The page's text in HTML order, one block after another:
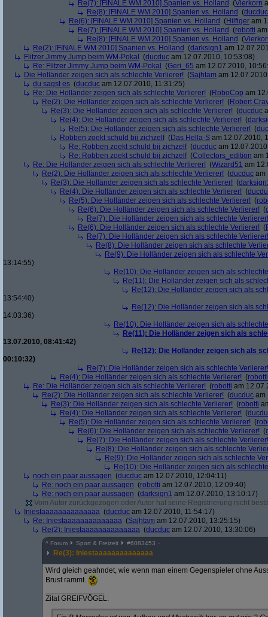
Re(7): [FINALE WM 2010] Spanien vs. Holland (Vierkorn
Re(8): [FINALE WM 2010] Spanien vs. Holland (ducduc
Re(6): [FINALE WM 2010] Spanien vs. Holland (Hilfiger am
Re(7): [FINALE WM 2010] Spanien vs. Holland (robotti
Re(8): [FINALE WM 2010] Spanien vs. Holland (
Re(2): [FINALE WM 2010] Spanien vs. Holland (darksign1 am
Flitzer Jimmy Jump beim WM-Pokal
(ducduc am 12.07.2010, 10:53:08)
Re: Flitzer Jimmy Jump beim WM-Pokal
(Geri_65 am 12.07.2010,
Die Holländer zeigen sich als schlechte Verlierer! (Sajhtam am
du sagst es (ducduc am 12.07.2010, 11:31:25)
Re: Die Holländer zeigen sich als schlechte Verlierer! (RoboCop am
Re(2): Die Holländer zeigen sich als schlechte Verlierer! (Robert
Re(3): Die Holländer zeigen sich als schlechte Verlierer! (ducduc
Re(4): Die Holländer zeigen sich als schlechte Verlierer! (
Re(5): Die Holländer zeigen sich als schlechte Verlierer! (
Robben zoekt schuld bij zichzelf(Das Hella-S am 12.07.2010,
Re: Robben zoekt schuld bij zichzelf(ducduc am
Re: Robben zoekt schuld bij zichzelf(Collectors_edition am
Re: Die Holländer zeigen sich als schlechte Verlierer! (Wizard51 am
Re(2): Die Holländer zeigen sich als schlechte Verlierer! (ducduc am
Re(3): Die Holländer zeigen sich als schlechte Verlierer! (
Re(4): Die Holländer zeigen sich als schlechte Verlierer! (
Re(5): Die Holländer zeigen sich als schlechte Verlierer! (
Re(6): Die Holländer zeigen sich als schlechte Verlierer! (
Re(7): Die Holländer zeigen sich als schlechte Verlierer!
Re(6): Die Holländer zeigen sich als schlechte Verlierer! (
Re(7): Die Holländer zeigen sich als schlechte Verlierer!
Re(8): Die Holländer zeigen sich als schlechte
Re(9): Die Holländer zeigen sich als schlechte
13:14:55)
Re(10): Die Holländer zeigen sich als
Re(11): Die Holländer zeigen sich als
Re(12): Die Holländer zeigen sich als
13:54:40)
Re(12): Die Holländer zeigen sich als
14:03:36)
Re(10): Die Holländer zeigen sich als
Re(11): Die Holländer zeigen sich als
13.07.2010, 08:41:42)
Re(12): Die Holländer zeigen sich als
00:10:32)
Re(7): Die Holländer zeigen sich als schlechte Verlierer!
Re(4): Die Holländer zeigen sich als schlechte Verlierer! (robotti
Re: Die Holländer zeigen sich als schlechte Verlierer! (robotti am
Re(2): Die Holländer zeigen sich als schlechte Verlierer! (ducduc am
Re(3): Die Holländer zeigen sich als schlechte Verlierer! (robotti
Re(4): Die Holländer zeigen sich als schlechte Verlierer! (
Re(5): Die Holländer zeigen sich als schlechte Verlierer! (
Re(6): Die Holländer zeigen sich als schlechte Verlierer! (
Re(7): Die Holländer zeigen sich als schlechte Verlierer!
Re(8): Die Holländer zeigen sich als schlechte
Re(9): Die Holländer zeigen sich als schlechte
Re(10): Die Holländer zeigen sich als
noch ein paar aussagen (ducduc am 12.07.2010, 12:04:11)
Re: noch ein paar aussagen (robotti am 12.07.2010, 12:09:40)
Re: noch ein paar aussagen (darksign1 am 12.07.2010, 13:10:17)
Vom Autor zurückgezogen oder Autor hat seine Registrierung nicht
Iniestaaaaaaaaaaaaaa (ducduc am 12.07.2010, 11:54:17)
Re: Iniestaaaaaaaaaaaaaa (Sajhtam am 12.07.2010, 13:25:15)
Re(2): Iniestaaaaaaaaaaaaaa (ducduc am 12.07.2010, 13:30:06)
^ Forum Sport & Freizeit #6083453
Re(3): Iniestaaaaaaaaaaaaaa
Wird gleich geahndet, wie wenn man einem Gegenspieler ohne
Brust rammt.
Zitat GREIFVÖGEL: